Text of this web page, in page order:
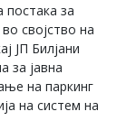
постака за
својство на
ЈП Билјани
за јавна
на паркинг
на систем на